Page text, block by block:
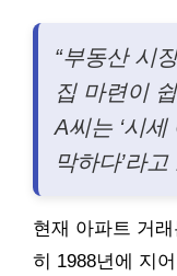
“부동산 시
집 마련이
A씨는 ‘시
막하다’라
현재 아파트 거
히 1988년에 지